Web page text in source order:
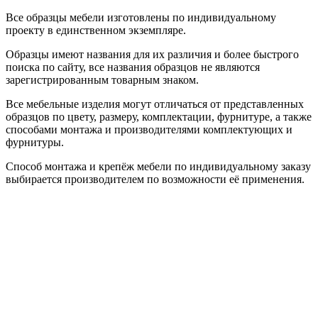
Все образцы мебели изготовлены по индивидуальному
проекту в единственном экземпляре.
Образцы имеют названия для их различия и более быстрого
поиска по сайту, все названия образцов не являются
зарегистрированным товарным знаком.
Все мебельные изделия могут отличаться от представленных
образцов по цвету, размеру, комплектации, фурнитуре, а также
способами монтажа и производителями комплектующих и
фурнитуры.
Способ монтажа и крепёж мебели по индивидуальному заказу
выбирается производителем по возможности её применения.